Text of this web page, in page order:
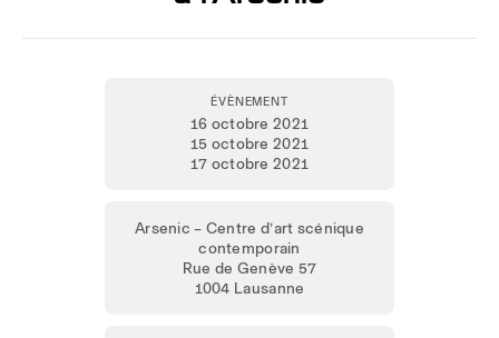
ÉVÈNEMENT
16 octobre 2021
15 octobre 2021
17 octobre 2021
Arsenic – Centre d’art scénique
contemporain
Rue de Genève 57
1004 Lausanne